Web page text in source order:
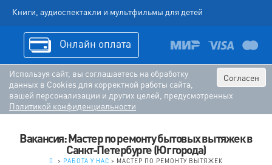
Книги, аудиоспектакли и мультфильмы для детей
Онлайн оплата
Согласен
Используя сайт, вы соглашаетесь на обработку
данных в Cookies для корректной работы сайта,
вашей персонализации и других целей, предусмотренных
Политикой конфиденциальности
Вакансия: Мастер по ремонту бытовых вытяжек в
Санкт-Петербурге (Юг города)
> РАБОТА У НАС > МАСТЕР ПО РЕМОНТУ ВЫТЯЖЕК